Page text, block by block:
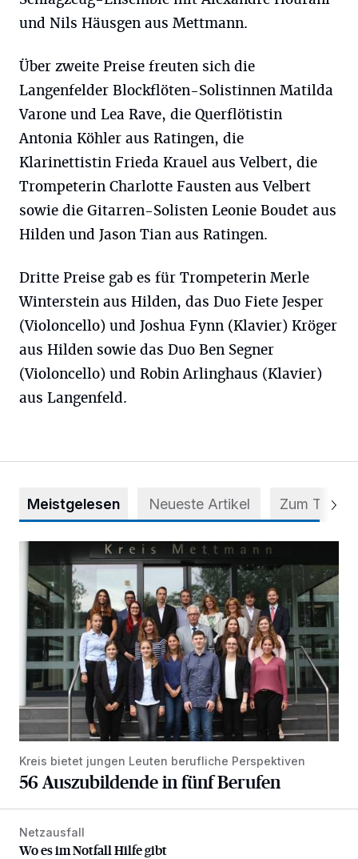
und Nils Häusgen aus Mettmann.
Über zweite Preise freuten sich die
Langenfelder Blockflöten-Solistinnen Matilda
Varone und Lea Rave, die Querflötistin
Antonia Köhler aus Ratingen, die
Klarinettistin Frieda Krauel aus Velbert, die
Trompeterin Charlotte Fausten aus Velbert
sowie die Gitarren-Solisten Leonie Boudet aus
Hilden und Jason Tian aus Ratingen.
Dritte Preise gab es für Trompeterin Merle
Winterstein aus Hilden, das Duo Fiete Jesper
(Violoncello) und Joshua Fynn (Klavier) Kröger
aus Hilden sowie das Duo Ben Segner
(Violoncello) und Robin Arlinghaus (Klavier)
aus Langenfeld.
Meistgelesen Neueste Artikel Zum Thema
56 Auszubildende in fünf Berufen
Kreis bietet jungen Leuten berufliche Perspektiven
56 Auszubildende in fünf Berufen
Wo es im Notfall Hilfe gibt
Netzausfall
Wo es im Notfall Hilfe gibt